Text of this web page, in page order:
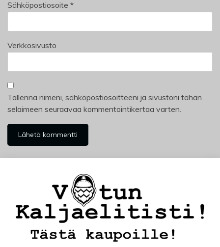
Sähköpostiosoite *
Verkkosivusto
Tallenna nimeni, sähköpostiosoitteeni ja sivustoni tähän
selaimeen seuraavaa kommentointikertaa varten.